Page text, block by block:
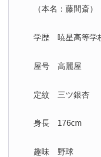
（本名：藤間斎）
学歴 暁星高等学
屋号 高麗屋
定紋 三ツ銀杏
身長 176cm
趣味 野球